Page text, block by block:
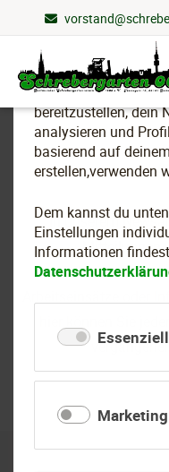
Wir
Um essenzielle
bereitzustellen, dein
analysieren und
basierend auf
erstellen,verwenden
Dem kannst du
Einstellungen
Informationen
Essenziell
Marketing
Navigation
überspringen
In unserem
Mitteilungen